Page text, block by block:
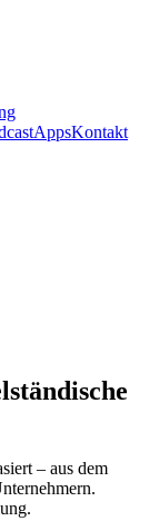
AppsKontakt
– aus dem